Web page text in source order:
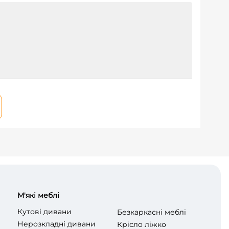
М'які меблі
Кутові дивани
Нерозкладні дивани
Безкаркасні меблі
Крісло ліжко